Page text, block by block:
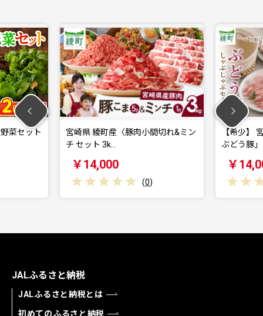
県 綾町産〈豚肉小間切れ&ミン
(0 )
【希少】 宮崎県産 ブランド豚
(0 )
JALふるさと納税
JALふるさと納税とは
初めてのふるさと納税